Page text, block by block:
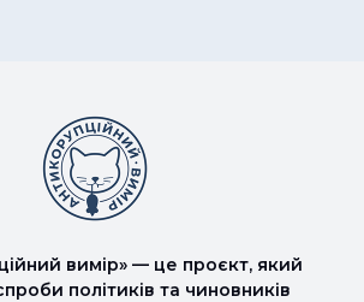
вимір» — це проєкт, який
політиків та чиновників